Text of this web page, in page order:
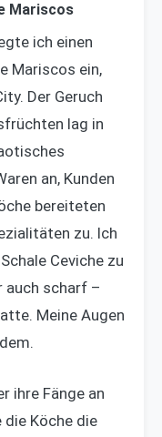
Mariscos
ich einen
Mariscos ein,
Der Geruch
lag in
an, Kunden
bereiteten
zu. Ich
Ceviche zu
auch scharf –
Meine Augen
ihre Fänge an
die Köche die